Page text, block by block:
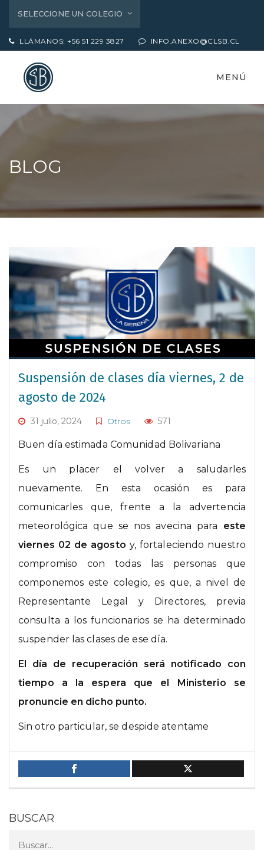
SELECCIONE UN COLEGIO
LLÁMANOS: +56 51 229 3827 INFO.ANEXO@CLSB.CL
MENÚ
BLOG
Suspensión de clases día viernes, 2 de
agosto de 2024
31 julio, 2024 Otros 571
Buen día estimada Comunidad Bolivariana
Es un placer el volver a saludarles
nuevamente. En esta ocasión es para
comunicarles que, frente a la advertencia
meteorológica que se nos avecina para este
viernes 02 de agosto y, fortaleciendo nuestro
compromiso con todas las personas que
componemos este colegio, es que, a nivel de
Representante Legal y Directores, previa
consulta a los funcionarios se ha determinado
suspender las clases de ese día.
El día de recuperación será notificado con
tiempo a la espera que el Ministerio se
pronuncie en dicho punto.
Sin otro particular, se despide atentame
BUSCAR